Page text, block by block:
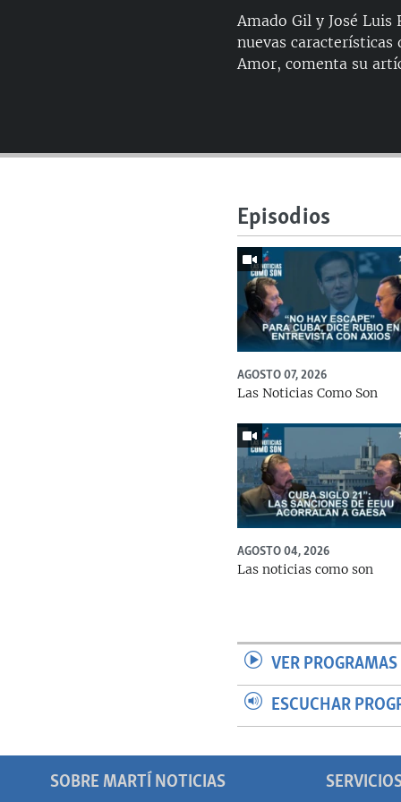
Amado Gil y José
nuevas características
Amor, comenta su
Episodios
AGOSTO 07, 2026
Las Noticias Como Son
AGOSTO 04, 2026
Las noticias como son
VER
ESCUCHAR
SOBRE MARTÍ NOTICIAS